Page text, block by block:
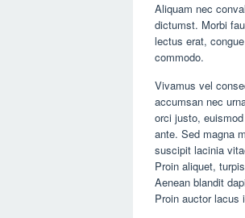
Aliquam nec
dictumst. Morbi
lectus erat,
commodo.
Vivamus vel
accumsan nec
orci justo,
ante. Sed magna
suscipit lacinia
Proin aliquet,
Aenean blandit
Proin auctor